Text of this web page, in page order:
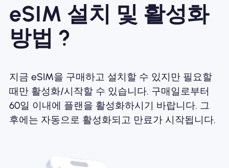
eSIM 설치 및 활성화
방법 ?
지금 eSIM을 구매하고 설치할 수 있지만 필요할
때만 활성화/시작할 수 있습니다. 구매일로부터
60일 이내에 플랜을 활성화하시기 바랍니다. 그
후에는 자동으로 활성화되고 만료가 시작됩니다.